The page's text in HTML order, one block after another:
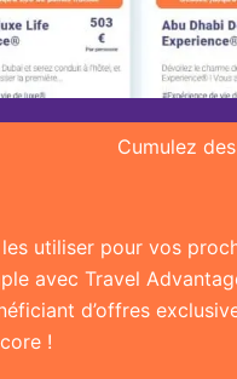
Cumulez
utiliser pour vos
avec Travel
d’offres
!